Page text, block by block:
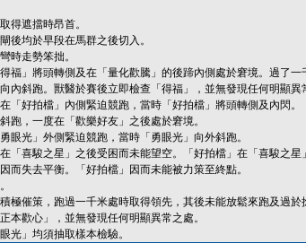
得遮擋時昂首。
後均於早段在馬群之後切入。
時走勢笨拙。
福」將頭轉側及在「量化歡騰」的後蹄內側處於窘境。過了一
內斜跑。獸醫於賽後立即檢查「得福」，並無發現任何明顯異
「好拍檔」內側緊迫競跑，當時「好拍檔」將頭轉側及內閃。
跑，一度在「歡樂好友」之後處於窘境。
眼光」外側緊迫競跑，當時「勇眼光」向外斜跑。
「喜駿之星」之後受困而未能望空。「好拍檔」在「喜駿之
而失去平衡。「好拍檔」因而未能被力策至終點。
極催策，跑過一千米處時取得領先，其後未能放鬆來跑及過
本歡心」，並無發現任何明顯異常之處。
光」均須抽取樣本檢驗。